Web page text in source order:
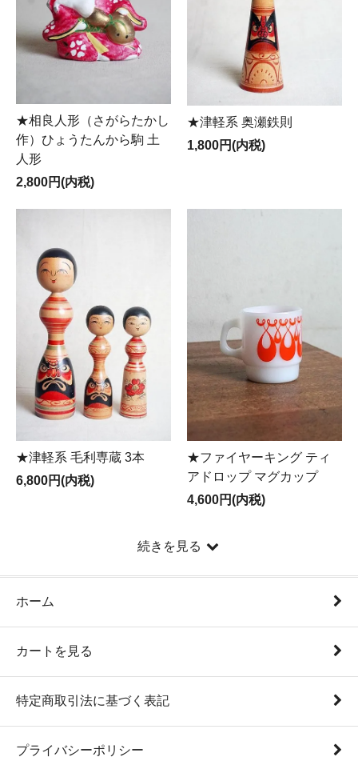
★相良人形（さがらたかし
作）ひょうたんから駒 土
人形
2,800円(内税)
★津軽系 奥瀬鉄則
1,800円(内税)
★津軽系 毛利専蔵 3本
6,800円(内税)
★ファイヤーキング ティ
アドロップ マグカップ
4,600円(内税)
続きを見る
ホーム
カートを見る
特定商取引法に基づく表記
プライバシーポリシー